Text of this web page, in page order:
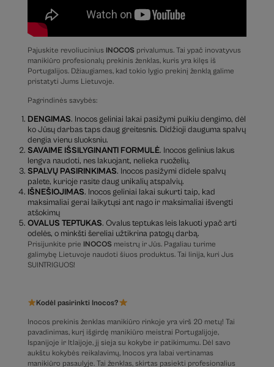
Pajuskite revoliucinius INOCOS privalumus. Tai ypač inovatyvus
manikiūro profesionalų prekinis ženklas, kuris yra kilęs iš
Portugalijos. Džiaugiames, kad tokio lygio prekinį ženklą galime
pristatyti Jums Lietuvoje.
Pagrindinės savybės:
DENGIMAS. Inocos geliniai lakai pasižymi puikiu dengimo, dėl
ko Jūsų darbas taps daug greitesnis. Didžioji dauguma spalvų
dengia vienu sluoksniu.
SAVAIME IŠSILYGINANTI FORMULĖ. Inocos gelinius lakus
lengva naudoti, nes lakuojant, nelieka ruoželių.
SPALVŲ PASIRINKIMAS. Inocos pasižymi didele spalvų
palete, kurioje rasite daug unikalių atspalvių.
IŠNEŠIOJIMAS. Inocos geliniai lakai sukurti taip, kad
maksimaliai gerai laikytųsi ant nago ir maksimaliai išvengti
atšokimų
OVALUS TEPTUKAS. Ovalus teptukas leis lakuoti ypač arti
odelės, o minkšti šereliai užtikrina patogų darbą.
Prisijunkite prie INOCOS meistrų ir Jūs. Pagaliau turime
galimybę Lietuvoje naudoti šiuos produktus. Tai linija, kuri Jus
SUINTRIGUOS!
Kodėl pasirinkti Inocos?
Inocos prekinis ženklas manikiūro rinkoje yra virš 20 metų! Tai
pavadinimas, kurį išgirdę manikiūro meistrai Portugalijoje,
Ispanijoje ir Itlaijoje, jį sieja su kokybe ir patikimumu. Dėl savo
aukštu kokybės reikalavimų, Inocos yra labai vertinamas
manikiūro pasaulyje. Tai ženklas, skirtas pasiekti profesionalius